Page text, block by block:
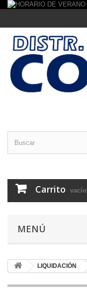
Carrito vacío
MENÚ
LIQUIDACIÓN